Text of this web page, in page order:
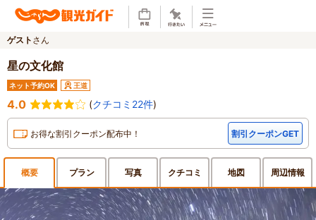
ゲスト さん
星の文化館
ネット予約OK 王道
4.0 (クチコミ22件)
お得な割引クーポン配布中！ 割引クーポンGET
概要 プラン 写真 クチコミ 地図 周辺情報